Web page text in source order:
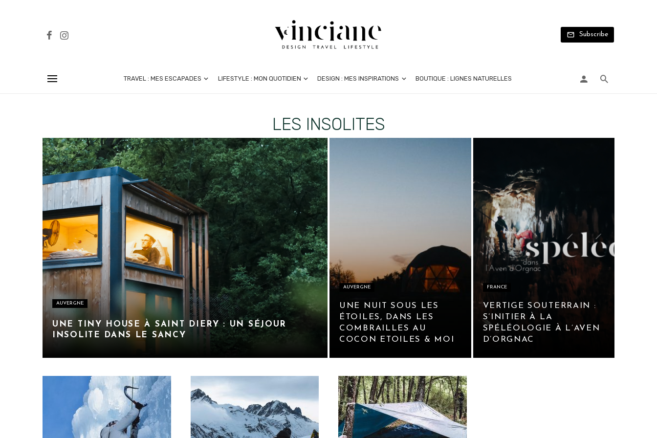
Subscribe
TRAVEL : MES ESCAPADES LIFESTYLE : MON QUOTIDIEN DESIGN : MES INSPIRATIONS BOUTIQUE : LIGNES NATURELLES
LES INSOLITES
AUVERGNE
UNE TINY HOUSE À SAINT DIERY : UN SÉJOUR
INSOLITE DANS LE SANCY
AUVERGNE
UNE NUIT SOUS LES
ÉTOILES, DANS LES
COMBRAILLES AU
COCON ETOILES & MOI
FRANCE
VERTIGE SOUTERRAIN :
S’INITIER À LA
SPÉLÉOLOGIE À L’AVEN
D’ORGNAC